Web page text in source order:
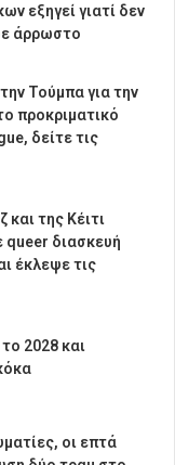
εξηγεί γιατί δεν
άρρωστο
Τούμπα για την
προκριματικό
δείτε τις
της Κέιτι
queer διασκευή
έκλεψε τις
2028 και
οι επτά